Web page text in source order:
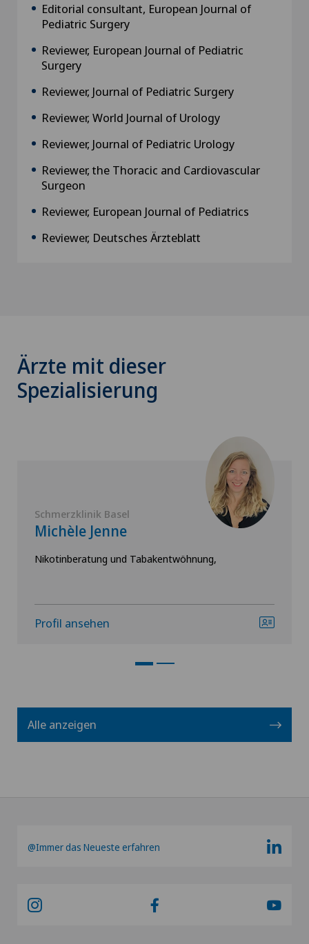
Editorial consultant, European Journal of
Pediatric Surgery
Reviewer, European Journal of Pediatric
Surgery
Reviewer, Journal of Pediatric Surgery
Reviewer, World Journal of Urology
Reviewer, Journal of Pediatric Urology
Reviewer, the Thoracic and Cardiovascular
Surgeon
Reviewer, European Journal of Pediatrics
Reviewer, Deutsches Ärzteblatt
Ärzte mit dieser
Spezialisierung
Schmerzklinik Basel
Michèle Jenne
Nikotinberatung und Tabakentwöhnung,
Profil ansehen
Alle anzeigen
@Immer das Neueste erfahren